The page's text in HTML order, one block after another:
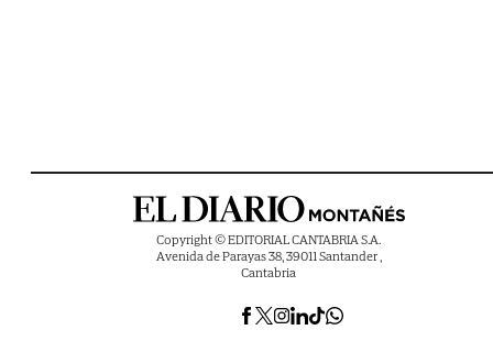
Copyright © EDITORIAL CANTABRIA S.A.
Avenida de Parayas 38, 39011 Santander ,
Cantabria